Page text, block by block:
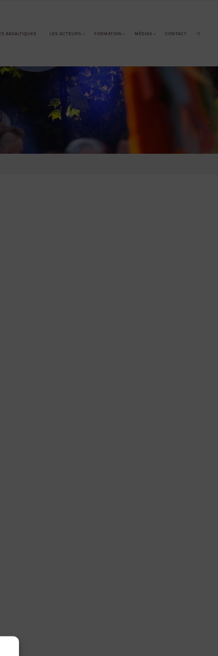
BASALTIQUES LES ACTEURS FORMATION MÉDIAS CONTACT